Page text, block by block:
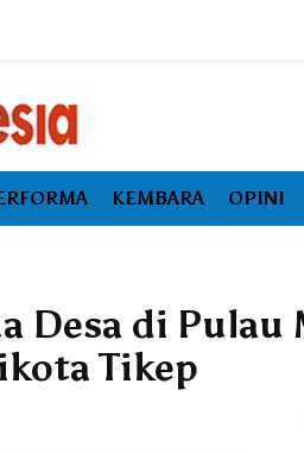
KEMBARA OPINI
Desa di Pulau
Tikep
Ekonomi